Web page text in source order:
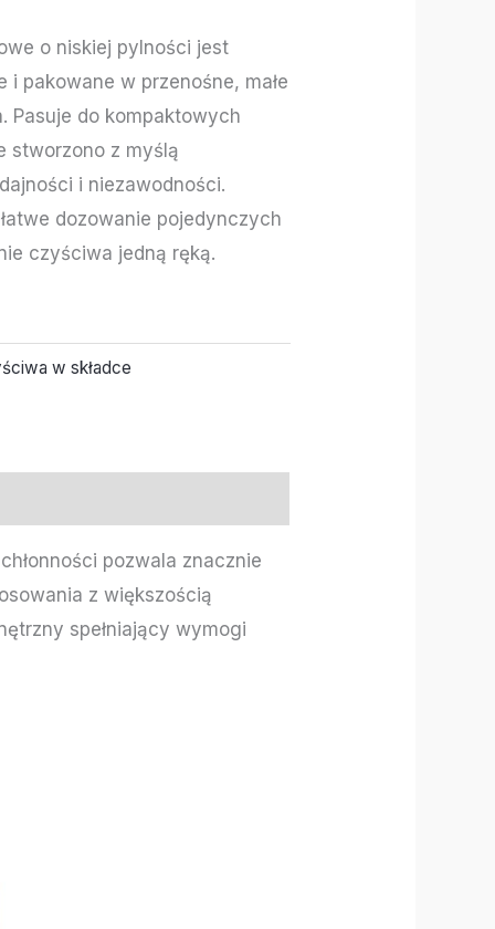
o niskiej pylności jest
i pakowane w przenośne, małe
Pasuje do kompaktowych
stworzono z myślą
i niezawodności.
dozowanie pojedynczych
czyściwa jedną ręką.
w składce
pozwala znacznie
z większością
spełniający wymogi